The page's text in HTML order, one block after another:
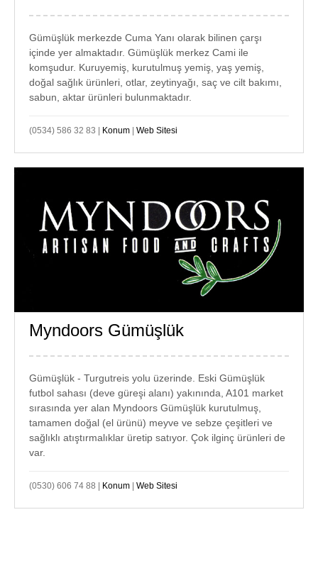
Gümüşlük merkezde Cuma Yanı olarak bilinen çarşı
içinde yer almaktadır. Gümüşlük merkez Cami ile
komşudur. Kuruyemiş, kurutulmuş yemiş, yaş yemiş,
doğal sağlık ürünleri, otlar, zeytinyağı, saç ve cilt bakımı,
sabun, aktar ürünleri bulunmaktadır.
(0534) 586 32 83 | Konum Web Sitesi
GÜMÜŞLÜK
Myndoors Gümüşlük
Gümüşlük - Turgutreis yolu üzerinde. Eski Gümüşlük
futbol sahası (deve güreşi alanı) yakınında, A101 market
sırasında yer alan Myndoors Gümüşlük kurutulmuş,
tamamen doğal (el ürünü) meyve ve sebze çeşitleri ve
sağlıklı atıştırmalıklar üretip satıyor. Çok ilginç ürünleri de
var.
(0530) 606 74 88 | Konum Web Sitesi